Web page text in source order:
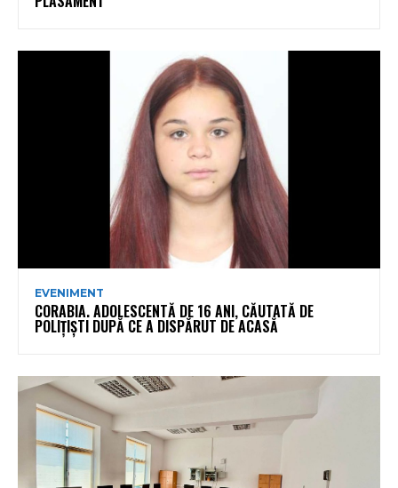
EVENIMENT
CORABIA. ADOLESCENTĂ DE 16 ANI, CĂUTATĂ DE
POLIȚIȘTI DUPĂ CE A DISPĂRUT DE ACASĂ